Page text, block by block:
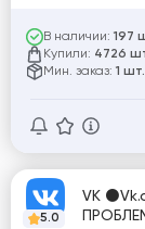
В наличии: 197
Купили: 4726
Мин. заказ: 1 шт.
5.0
VK